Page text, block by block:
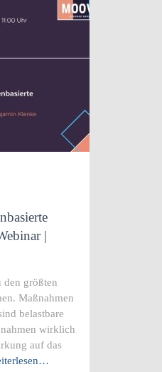
|
den größten
Maßnahmen
belastbare
wirklich
auf das